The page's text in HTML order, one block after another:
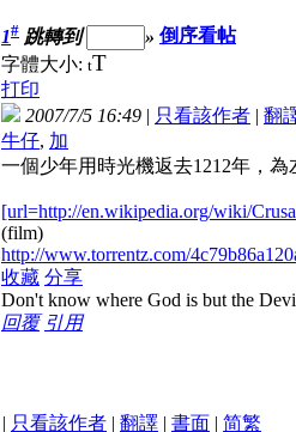
1# 跳轉到 » 倒序看帖
字體大小: tT
打印
2007/7/5 16:49 | 只看該作者 | 翻
牛仔, 加
一個少年用時光機返去1212年，
[url=http://en.wikipedia.org/wiki/
(film)
http://www.torrentz.com/
收藏 分享
Don't know where God is but the
回覆 引用
| 只看該作者 | 翻譯 | 書面 | 简繁